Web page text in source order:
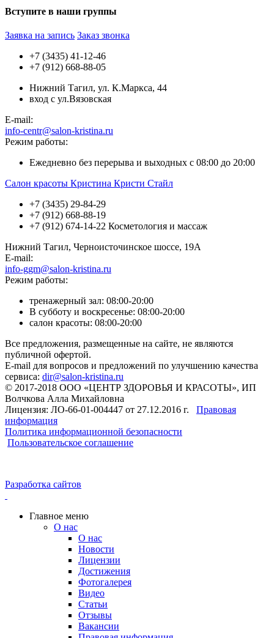
Вступите в наши группы
Заявка на запись Заказ звонка
+7 (3435) 41-12-46
+7 (912) 668-88-05
Нижний Тагил, ул. К.Маркса, 44
вход с ул.Вязовская
E-mail:
info-centr@salon-kristina.ru
Режим работы:
Ежедневно без перерыва и выходных с 08:00 до 20:00
Салон красоты Кристина Кристи Стайл
+7 (3435) 29-84-29
+7 (912) 668-88-19
+7 (912) 674-14-22 Косметология и массаж
Нижний Тагил, Черноисточинское шоссе, 19А
E-mail:
info-ggm@salon-kristina.ru
Режим работы:
тренажерный зал: 08:00-20:00
В субботу и воскресенье: 08:00-20:00
салон красоты: 08:00-20:00
Все предложения, размещенные на сайте, не являются
публичной офертой.
E-mail для вопросов и предложений по улучшению качества
сервиса: dir@salon-kristina.ru
© 2017-2018 ООО «ЦЕНТР ЗДОРОВЬЯ И КРАСОТЫ», ИП
Волчкова Алла Михайловна
Лицензия: ЛО-66-01-004447 от 27.12.2016 г. Правовая
информация
Политика информационной безопасности
Пользовательское соглашение
Разработка сайтов
Главное меню
О нас
О нас
Новости
Лицензии
Достижения
Фотогалерея
Видео
Статьи
Отзывы
Вакансии